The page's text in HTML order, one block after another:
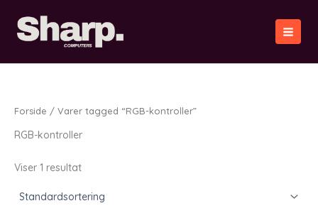
indholdet
Forside / Varer tagged “RGB-kontroller”
RGB-kontroller
Viser 1 resultat